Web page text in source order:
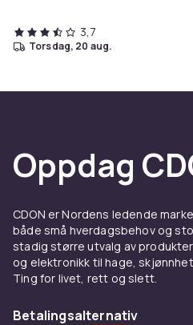
3,7
torsdag, 20 aug.
Oppdag
CDON er Nordens ledende
både små hverdagsbehov og
stadig større utvalg av
og elektronikk til hage,
Ting for livet, rett og slett.
Betalingsalternativ